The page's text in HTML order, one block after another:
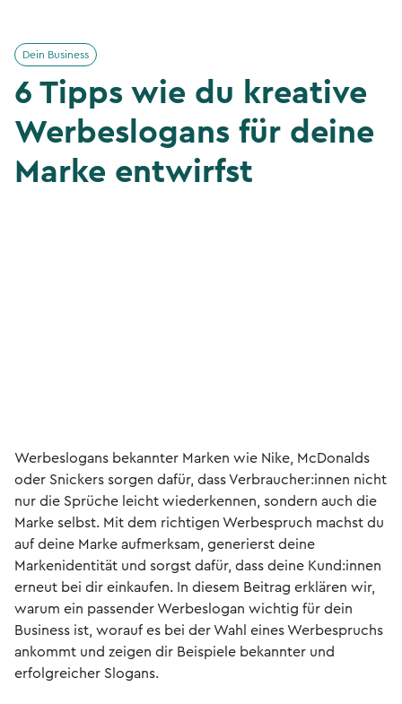
Dein Business
6 Tipps wie du kreative
Werbeslogans für deine
Marke entwirfst
Werbeslogans bekannter Marken wie Nike, McDonalds
oder Snickers sorgen dafür, dass Verbraucher:innen nicht
nur die Sprüche leicht wiederkennen, sondern auch die
Marke selbst. Mit dem richtigen Werbespruch machst du
auf deine Marke aufmerksam, generierst deine
Markenidentität und sorgst dafür, dass deine Kund:innen
erneut bei dir einkaufen. In diesem Beitrag erklären wir,
warum ein passender Werbeslogan wichtig für dein
Business ist, worauf es bei der Wahl eines Werbespruchs
ankommt und zeigen dir Beispiele bekannter und
erfolgreicher Slogans.